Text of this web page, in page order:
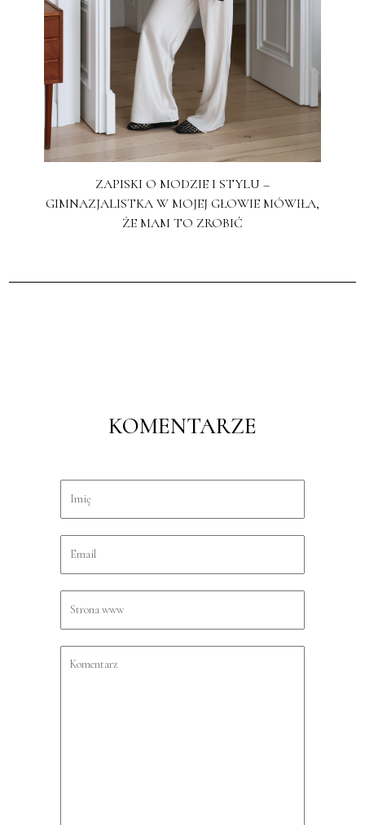
ZAPISKI O MODZIE I STYLU –
GIMNAZJALISTKA W MOJEJ GŁOWIE MÓWIŁA,
ŻE MAM TO ZROBIĆ
KOMENTARZE